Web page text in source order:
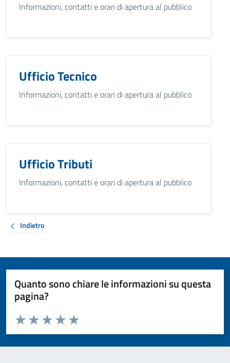
Informazioni, contatti e orari di apertura al pubblico
Ufficio Tecnico
Informazioni, contatti e orari di apertura al pubblico
Ufficio Tributi
Informazioni, contatti e orari di apertura al pubblico
Indietro
Quanto sono chiare le informazioni su questa
pagina?
Valuta da 1 a 5 stelle la pagina
Valuta 5 stelle su 5
Valuta 4 stelle su 5
Valuta 3 stelle su 5
Valuta 2 stelle su 5
Valuta 1 stelle su 5